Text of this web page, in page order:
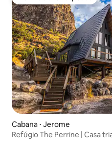
Cabana ⋅ Jerome
Refúgio The Perrine | Casa